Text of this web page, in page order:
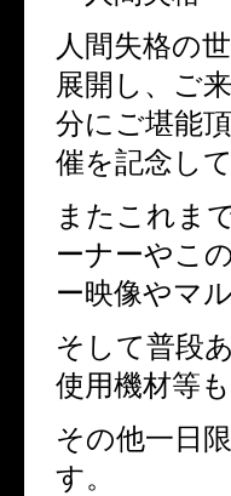
人間失格の
展開し、ご
分にご堪能
催を記念し
またこれま
ーナーやこ
ー映像やマ
そして普段
使用機材等
その他一日
す。